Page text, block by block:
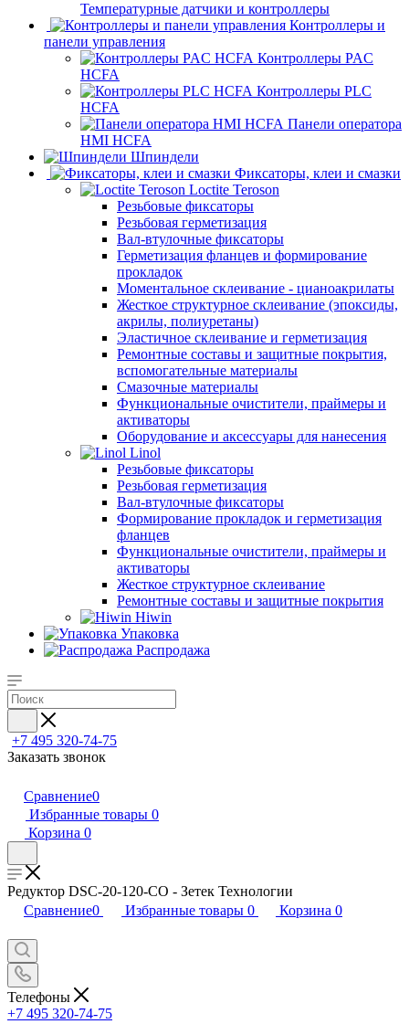
Температурные датчики и контроллеры
Контроллеры и
панели управления
Контроллеры PAC
HCFA
Контроллеры PLC
HCFA
Панели оператора
HMI HCFA
Шпиндели
Фиксаторы, клеи и смазки
Loctite Teroson
Резьбовые фиксаторы
Резьбовая герметизация
Вал-втулочные фиксаторы
Герметизация фланцев и формирование
прокладок
Моментальное склеивание - цианоакрилаты
Жесткое структурное склеивание (эпоксиды,
акрилы, полиуретаны)
Эластичное склеивание и герметизация
Ремонтные составы и защитные покрытия,
вспомогательные материалы
Смазочные материалы
Функциональные очистители, праймеры и
активаторы
Оборудование и аксессуары для нанесения
Linol
Резьбовые фиксаторы
Резьбовая герметизация
Вал-втулочные фиксаторы
Формирование прокладок и герметизация
фланцев
Функциональные очистители, праймеры и
активаторы
Жесткое структурное склеивание
Ремонтные составы и защитные покрытия
Hiwin
Упаковка
Распродажа
+7 495 320-74-75
Заказать звонок
Сравнение0
Избранные товары 0
Корзина 0
Редуктор DSC-20-120-CO - Зетек Технологии
Сравнение0 Избранные товары 0 Корзина 0
Телефоны
+7 495 320-74-75